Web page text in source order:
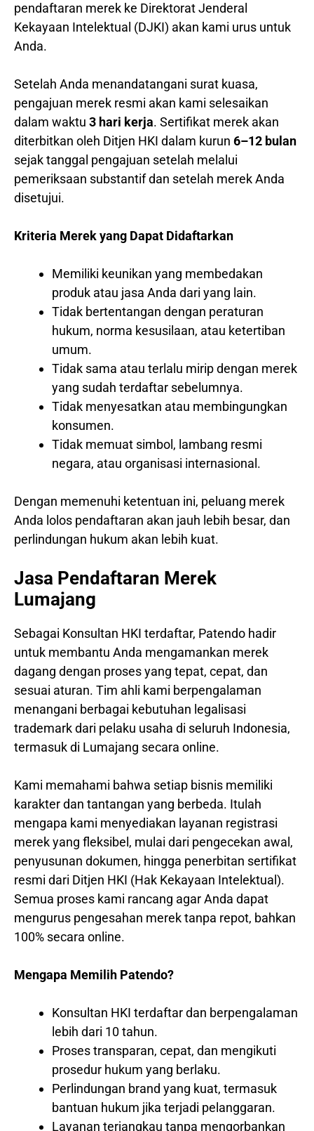
pendaftaran merek ke Direktorat Jenderal
Kekayaan Intelektual (DJKI) akan kami urus untuk
Anda.
Setelah Anda menandatangani surat kuasa,
pengajuan merek resmi akan kami selesaikan
dalam waktu 3 hari kerja. Sertifikat merek akan
diterbitkan oleh Ditjen HKI dalam kurun 6–12 bulan
sejak tanggal pengajuan setelah melalui
pemeriksaan substantif dan setelah merek Anda
disetujui.
Kriteria Merek yang Dapat Didaftarkan
Memiliki keunikan yang membedakan
produk atau jasa Anda dari yang lain.
Tidak bertentangan dengan peraturan
hukum, norma kesusilaan, atau ketertiban
umum.
Tidak sama atau terlalu mirip dengan merek
yang sudah terdaftar sebelumnya.
Tidak menyesatkan atau membingungkan
konsumen.
Tidak memuat simbol, lambang resmi
negara, atau organisasi internasional.
Dengan memenuhi ketentuan ini, peluang merek
Anda lolos pendaftaran akan jauh lebih besar, dan
perlindungan hukum akan lebih kuat.
Jasa Pendaftaran Merek
Lumajang
Sebagai Konsultan HKI terdaftar, Patendo hadir
untuk membantu Anda mengamankan merek
dagang dengan proses yang tepat, cepat, dan
sesuai aturan. Tim ahli kami berpengalaman
menangani berbagai kebutuhan legalisasi
trademark dari pelaku usaha di seluruh Indonesia,
termasuk di Lumajang secara online.
Kami memahami bahwa setiap bisnis memiliki
karakter dan tantangan yang berbeda. Itulah
mengapa kami menyediakan layanan registrasi
merek yang fleksibel, mulai dari pengecekan awal,
penyusunan dokumen, hingga penerbitan sertifikat
resmi dari Ditjen HKI (Hak Kekayaan Intelektual).
Semua proses kami rancang agar Anda dapat
mengurus pengesahan merek tanpa repot, bahkan
100% secara online.
Mengapa Memilih Patendo?
Konsultan HKI terdaftar dan berpengalaman
lebih dari 10 tahun.
Proses transparan, cepat, dan mengikuti
prosedur hukum yang berlaku.
Perlindungan brand yang kuat, termasuk
bantuan hukum jika terjadi pelanggaran.
Layanan terjangkau tanpa mengorbankan